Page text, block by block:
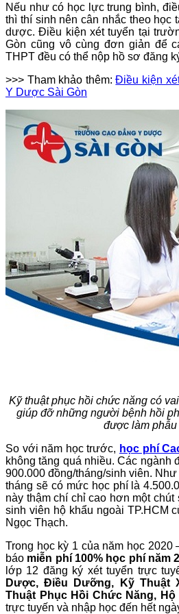
Nếu như có học lực trung bình,
thì thí sinh nên cân nhắc theo học
dược. Điều kiện xét tuyển tại
Gòn cũng vô cùng đơn giản để
THPT đều có thể nộp hồ sơ đăng
>>> Tham khảo thêm:Điều kiện
Y Dược Sài Gòn
Kỹ thuật phục hồi chức năng có
giúp đỡ những người bệnh hồi
được làm phẫu
So với năm học trước, học phí
không tăng quá nhiều. Các ngành
900.000 đồng/tháng/sinh viên.
tháng sẽ có mức học phí là
này thậm chí chỉ cao hơn một
sinh viên hộ khẩu ngoài TP.HCM
Ngọc Thạch.
Trong học kỳ 1 của năm học 2020
báo miễn phí 100% học phí năm
lớp 12 đăng ký xét tuyển trực
Dược, Điều Dưỡng, Kỹ Thuật
Thuật Phục Hồi Chức Năng,
trực tuyến và nhập học đến hết